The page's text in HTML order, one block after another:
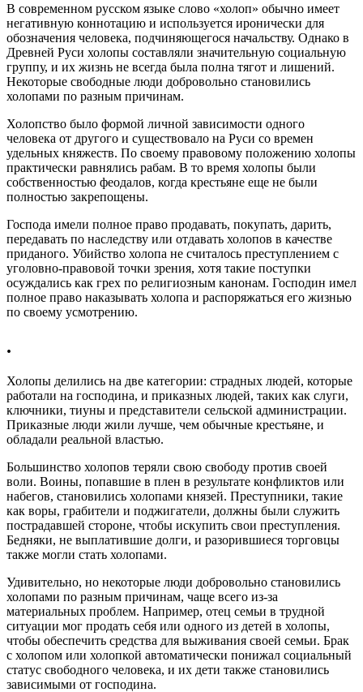
В современном русском языке слово «холоп» обычно имеет
негативную коннотацию и используется иронически для
обозначения человека, подчиняющегося начальству. Однако в
Древней Руси холопы составляли значительную социальную
группу, и их жизнь не всегда была полна тягот и лишений.
Некоторые свободные люди добровольно становились
холопами по разным причинам.
Холопство было формой личной зависимости одного
человека от другого и существовало на Руси со времен
удельных княжеств. По своему правовому положению холопы
практически равнялись рабам. В то время холопы были
собственностью феодалов, когда крестьяне еще не были
полностью закрепощены.
Господа имели полное право продавать, покупать, дарить,
передавать по наследству или отдавать холопов в качестве
приданого. Убийство холопа не считалось преступлением с
уголовно-правовой точки зрения, хотя такие поступки
осуждались как грех по религиозным канонам. Господин имел
полное право наказывать холопа и распоряжаться его жизнью
по своему усмотрению.
.
Холопы делились на две категории: страдных людей, которые
работали на господина, и приказных людей, таких как слуги,
ключники, тиуны и представители сельской администрации.
Приказные люди жили лучше, чем обычные крестьяне, и
обладали реальной властью.
Большинство холопов теряли свою свободу против своей
воли. Воины, попавшие в плен в результате конфликтов или
набегов, становились холопами князей. Преступники, такие
как воры, грабители и поджигатели, должны были служить
пострадавшей стороне, чтобы искупить свои преступления.
Бедняки, не выплатившие долги, и разорившиеся торговцы
также могли стать холопами.
Удивительно, но некоторые люди добровольно становились
холопами по разным причинам, чаще всего из-за
материальных проблем. Например, отец семьи в трудной
ситуации мог продать себя или одного из детей в холопы,
чтобы обеспечить средства для выживания своей семьи. Брак
с холопом или холопкой автоматически понижал социальный
статус свободного человека, и их дети также становились
зависимыми от господина.